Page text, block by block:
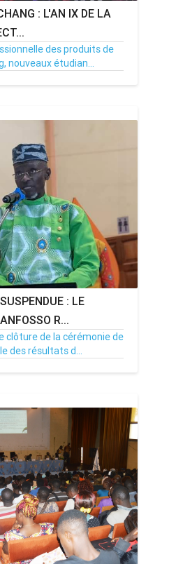
: L'AN IX DE LA
des produits de
nouveaux étudian...
0
: LE
R...
clôture de la cérémonie de
des résultats d...
0